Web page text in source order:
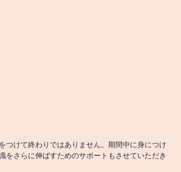
つけて終わりではありません。期間中に身につけ
をさらに伸ばすためのサポートもさせていただき